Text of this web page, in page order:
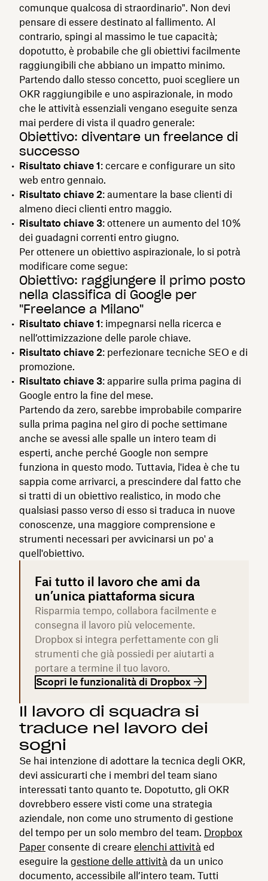
comunque qualcosa di straordinario". Non devi
pensare di essere destinato al fallimento. Al
contrario, spingi al massimo le tue capacità;
dopotutto, è probabile che gli obiettivi facilmente
raggiungibili che abbiano un impatto minimo.
Partendo dallo stesso concetto, puoi scegliere un
OKR raggiungibile e uno aspirazionale, in modo
che le attività essenziali vengano eseguite senza
mai perdere di vista il quadro generale:
Obiettivo: diventare un freelance di
successo
Risultato chiave 1: cercare e configurare un sito
web entro gennaio.
Risultato chiave 2: aumentare la base clienti di
almeno dieci clienti entro maggio.
Risultato chiave 3: ottenere un aumento del 10%
dei guadagni correnti entro giugno.
Per ottenere un obiettivo aspirazionale, lo si potrà
modificare come segue:
Obiettivo: raggiungere il primo posto
nella classifica di Google per
"Freelance a Milano"
Risultato chiave 1: impegnarsi nella ricerca e
nell’ottimizzazione delle parole chiave.
Risultato chiave 2: perfezionare tecniche SEO e di
promozione.
Risultato chiave 3: apparire sulla prima pagina di
Google entro la fine del mese.
Partendo da zero, sarebbe improbabile comparire
sulla prima pagina nel giro di poche settimane
anche se avessi alle spalle un intero team di
esperti, anche perché Google non sempre
funziona in questo modo. Tuttavia, l'idea è che tu
sappia come arrivarci, a prescindere dal fatto che
si tratti di un obiettivo realistico, in modo che
qualsiasi passo verso di esso si traduca in nuove
conoscenze, una maggiore comprensione e
strumenti necessari per avvicinarsi un po' a
quell'obiettivo.
Fai tutto il lavoro che ami da
un’unica piattaforma sicura
Risparmia tempo, collabora facilmente e
consegna il lavoro più velocemente.
Dropbox si integra perfettamente con gli
strumenti che già possiedi per aiutarti a
portare a termine il tuo lavoro.
Scopri le funzionalità di Dropbox
Il lavoro di squadra si
traduce nel lavoro dei
sogni
Se hai intenzione di adottare la tecnica degli OKR,
devi assicurarti che i membri del team siano
interessati tanto quanto te. Dopotutto, gli OKR
dovrebbero essere visti come una strategia
aziendale, non come uno strumento di gestione
del tempo per un solo membro del team. Dropbox
Paper consente di creare elenchi attività ed
eseguire la gestione delle attività da un unico
documento, accessibile all’intero team. Tutti